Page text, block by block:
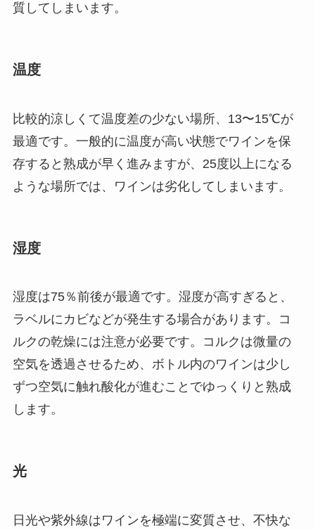
質してしまいます。
温度
比較的涼しくて温度差の少ない場所、13〜15℃が
最適です。一般的に温度が高い状態でワインを保
存すると熟成が早く進みますが、25度以上になる
ような場所では、ワインは劣化してしまいます。
湿度
湿度は75％前後が最適です。湿度が高すぎると、
ラベルにカビなどが発生する場合があります。コ
ルクの乾燥には注意が必要です。コルクは微量の
空気を透過させるため、ボトル内のワインは少し
ずつ空気に触れ酸化が進むことでゆっくりと熟成
します。
光
日光や紫外線はワインを極端に変質させ、不快な